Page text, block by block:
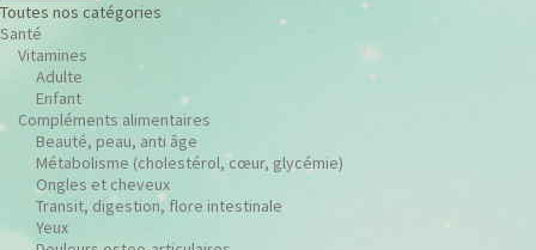
Toutes nos catégories
Santé
Vitamines
Adulte
Enfant
Compléments alimentaires
Beauté, peau, anti âge
Métabolisme (cholestérol, cœur, glycémie)
Ongles et cheveux
Transit, digestion, flore intestinale
Yeux